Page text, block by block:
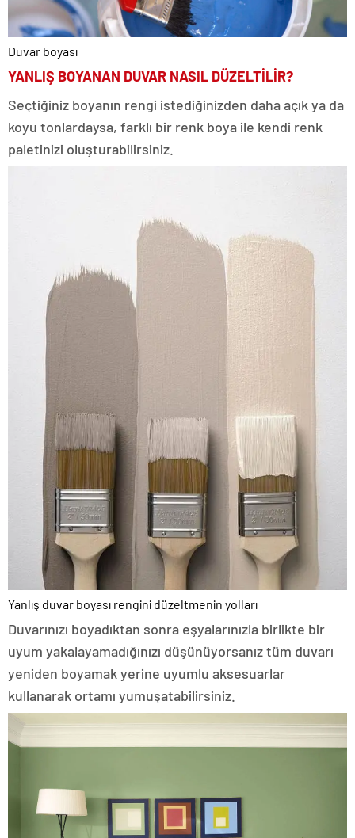
Duvar boyası
YANLIŞ BOYANAN DUVAR NASIL DÜZELTİLİR?
Seçtiğiniz boyanın rengi istediğinizden daha açık ya da
koyu tonlardaysa, farklı bir renk boya ile kendi renk
paletinizi oluşturabilirsiniz.
Yanlış duvar boyası rengini düzeltmenin yolları
Duvarınızı boyadıktan sonra eşyalarınızla birlikte bir
uyum yakalayamadığınızı düşünüyorsanız tüm duvarı
yeniden boyamak yerine uyumlu aksesuarlar
kullanarak ortamı yumuşatabilirsiniz.